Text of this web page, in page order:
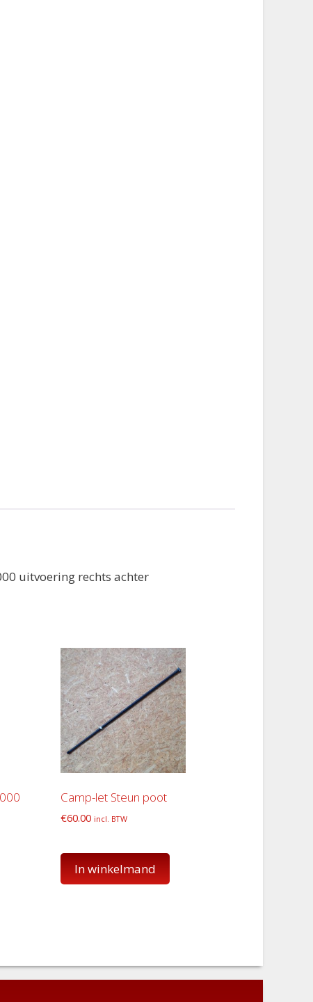
uitvoering rechts achter
Camp-let Steun poot
€60.00 incl. BTW
In winkelmand